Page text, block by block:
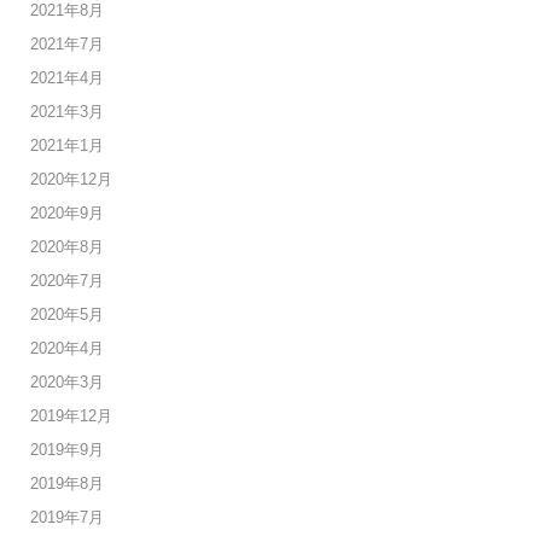
2021年8月
2021年7月
2021年4月
2021年3月
2021年1月
2020年12月
2020年9月
2020年8月
2020年7月
2020年5月
2020年4月
2020年3月
2019年12月
2019年9月
2019年8月
2019年7月